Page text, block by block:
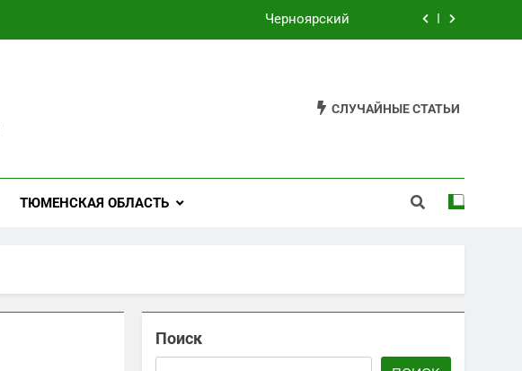
Черноярский
Староуткинск
Черноярский
СЛУЧАЙНЫЕ СТАТЬИ
ТЮМЕНСКАЯ ОБЛАСТЬ
Поиск